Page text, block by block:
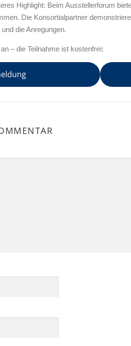
Highlight: Beim Ausstellerforum
Die Konsortialpartner
die Anregungen.
– die Teilnahme ist kostenfrei: